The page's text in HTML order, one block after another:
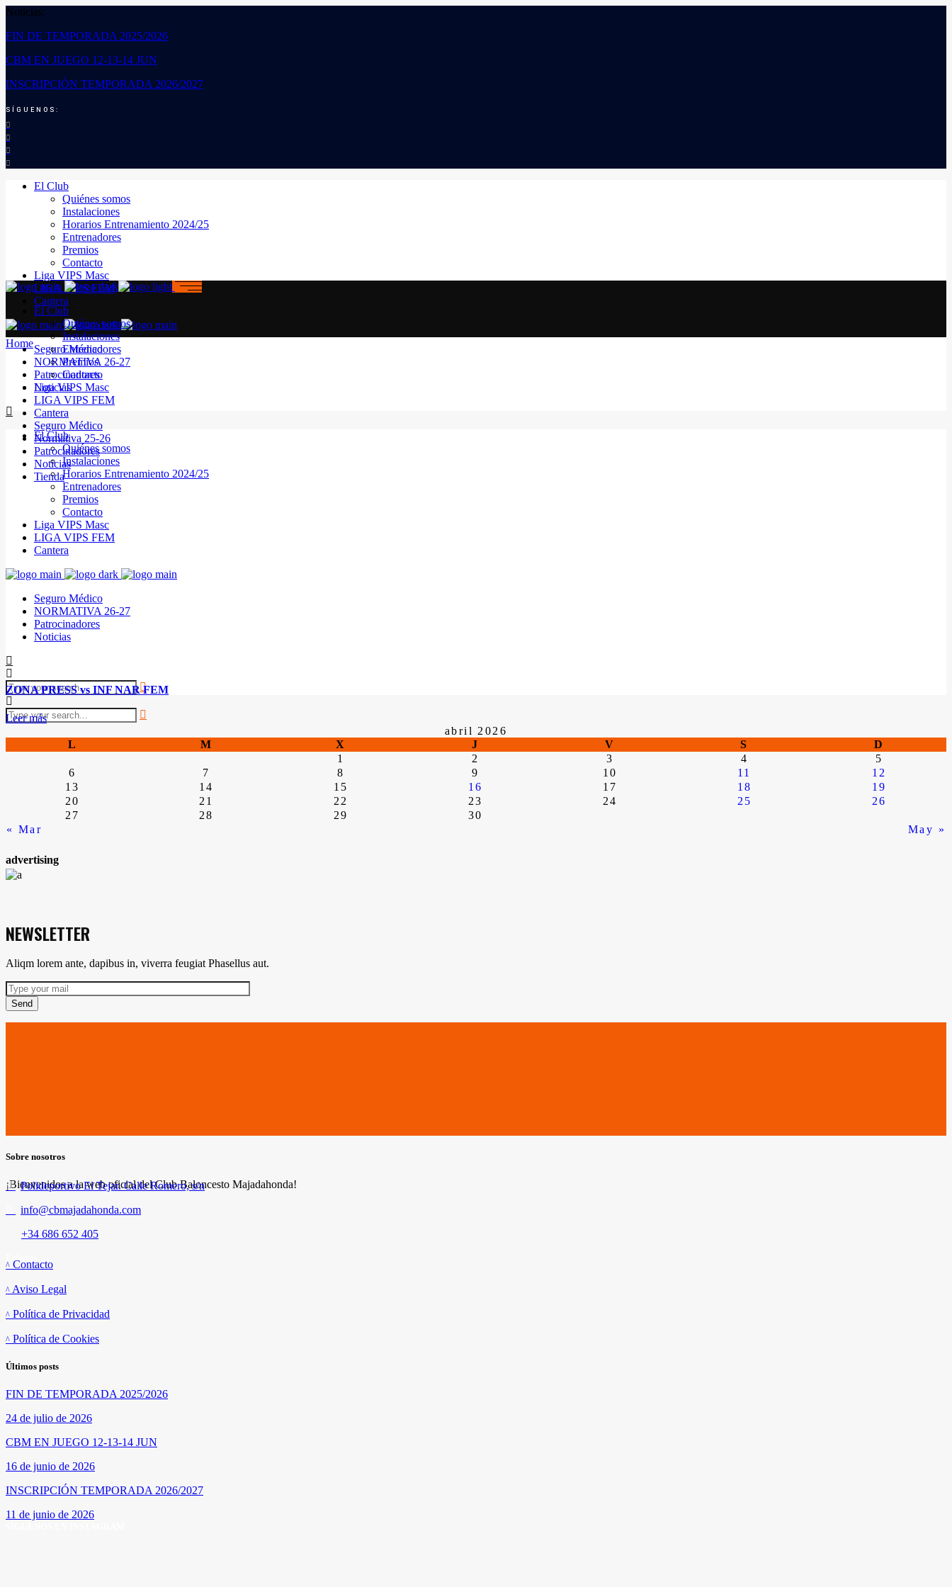
Noticias:
FIN DE TEMPORADA 2025/2026
CBM EN JUEGO 12-13-14 JUN
INSCRIPCIÓN TEMPORADA 2026/2027
SÍGUENOS:
El Club
Quiénes somos
Instalaciones
Horarios Entrenamiento 2024/25
Entrenadores
Premios
Contacto
Liga VIPS Masc
LIGA VIPS FEM
Cantera
Seguro Médico
NORMATIVA 26-27
Patrocinadores
Noticias
El Club
Quiénes somos
Instalaciones
Horarios Entrenamiento 2024/25
Entrenadores
Premios
Contacto
Liga VIPS Masc
LIGA VIPS FEM
Cantera
Seguro Médico
NORMATIVA 26-27
Patrocinadores
Noticias
El Club
Quiénes somos
Instalaciones
Entrenadores
Premios
Contacto
Liga VIPS Masc
LIGA VIPS FEM
Cantera
Seguro Médico
Normativa 25-26
Patrocinadores
Noticias
Tienda
Home
ZONA PRESS vs INF NAR FEM
Leer más
abril 2026
L
M X J V S D
« Mar May »
1 2 3 4
5
6
7 8 9 10 11
12
13
14 15 16 17 18
19
20
21 22 23 24 25
26
27
28 29 30
advertising
NEWSLETTER
Aliqm lorem ante, dapibus in, viverra feugiat Phasellus aut.
Send
Sobre nosotros
¡Bienvenidos a la web oficial del Club Baloncesto Majadahonda!
Polideportivo El Tejar. Calle Romero, s/n
info@cbmajadahonda.com
+34 686 652 405
Contacto
Aviso Legal
Política de Privacidad
Política de Cookies
Últimos posts
FIN DE TEMPORADA 2025/2026
24 de julio de 2026
CBM EN JUEGO 12-13-14 JUN
16 de junio de 2026
INSCRIPCIÓN TEMPORADA 2026/2027
11 de junio de 2026